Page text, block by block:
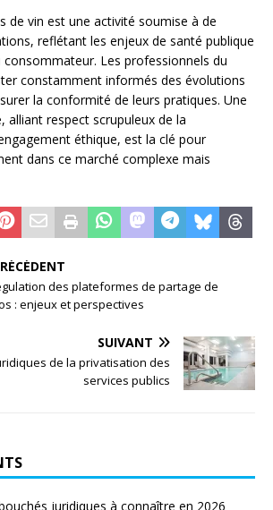
de vin est une activité soumise à de
reflétant les enjeux de santé publique
Les professionnels du
constamment informés des évolutions
la conformité de leurs pratiques. Une
alliant respect scrupuleux de la
éthique, est la clé pour
dans ce marché complexe mais
des plateformes de partage de
: enjeux et perspectives
SUIVANT
de la privatisation des
services publics
juridiques à connaître en 2026